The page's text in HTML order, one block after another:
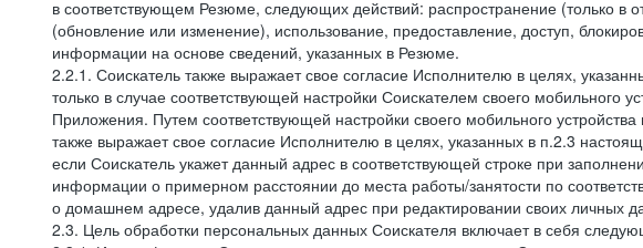
в соответствующем Резюме, следующих действий: распространение (только
(обновление или изменение), использование, предоставление, доступ,
информации на основе сведений, указанных в Резюме.
2.2.1. Соискатель также выражает свое согласие Исполнителю в целях,
только в случае соответствующей настройки Соискателем своего
Приложения. Путем соответствующей настройки своего мобильного
также выражает свое согласие Исполнителю в целях, указанных в п.2.3
если Соискатель укажет данный адрес в соответствующей строке при
информации о примерном расстоянии до места работы/занятости по
о домашнем адресе, удалив данный адрес при редактировании своих личных
2.3. Цель обработки персональных данных Соискателя включает в себя